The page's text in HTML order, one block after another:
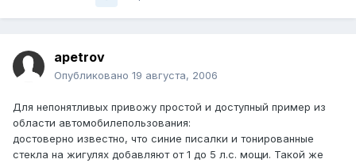
apetrov
Опубликовано 19 августа, 2006
Для непонятливых привожу простой и доступный пример из
области автомобилепользования:
достоверно известно, что синие писалки и тонированные
стекла на жигулях добавляют от 1 до 5 л.с. мощи. Такой же